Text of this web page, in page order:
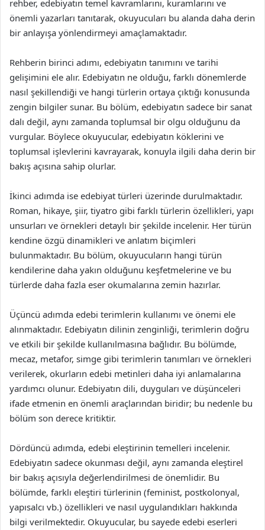
rehber, edebiyatın temel kavramlarını, kuramlarını ve
önemli yazarları tanıtarak, okuyucuları bu alanda daha derin
bir anlayışa yönlendirmeyi amaçlamaktadır.
Rehberin birinci adımı, edebiyatın tanımını ve tarihi
gelişimini ele alır. Edebiyatın ne olduğu, farklı dönemlerde
nasıl şekillendiği ve hangi türlerin ortaya çıktığı konusunda
zengin bilgiler sunar. Bu bölüm, edebiyatın sadece bir sanat
dalı değil, aynı zamanda toplumsal bir olgu olduğunu da
vurgular. Böylece okuyucular, edebiyatın köklerini ve
toplumsal işlevlerini kavrayarak, konuyla ilgili daha derin bir
bakış açısına sahip olurlar.
İkinci adımda ise edebiyat türleri üzerinde durulmaktadır.
Roman, hikaye, şiir, tiyatro gibi farklı türlerin özellikleri, yapı
unsurları ve örnekleri detaylı bir şekilde incelenir. Her türün
kendine özgü dinamikleri ve anlatım biçimleri
bulunmaktadır. Bu bölüm, okuyucuların hangi türün
kendilerine daha yakın olduğunu keşfetmelerine ve bu
türlerde daha fazla eser okumalarına zemin hazırlar.
Üçüncü adımda edebi terimlerin kullanımı ve önemi ele
alınmaktadır. Edebiyatın dilinin zenginliği, terimlerin doğru
ve etkili bir şekilde kullanılmasına bağlıdır. Bu bölümde,
mecaz, metafor, simge gibi terimlerin tanımları ve örnekleri
verilerek, okurların edebi metinleri daha iyi anlamalarına
yardımcı olunur. Edebiyatın dili, duyguları ve düşünceleri
ifade etmenin en önemli araçlarından biridir; bu nedenle bu
bölüm son derece kritiktir.
Dördüncü adımda, edebi eleştirinin temelleri incelenir.
Edebiyatın sadece okunması değil, aynı zamanda eleştirel
bir bakış açısıyla değerlendirilmesi de önemlidir. Bu
bölümde, farklı eleştiri türlerinin (feminist, postkolonyal,
yapısalcı vb.) özellikleri ve nasıl uygulandıkları hakkında
bilgi verilmektedir. Okuyucular, bu sayede edebi eserleri